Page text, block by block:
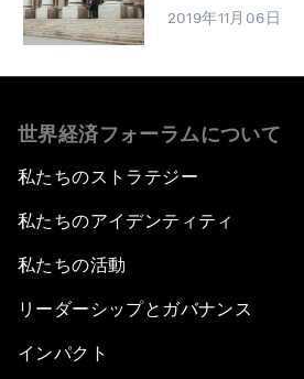
2019年11月06日
世界経済フォーラムについて
私たちのストラテジー
私たちのアイデンティティ
私たちの活動
リーダーシップとガバナンス
インパクト